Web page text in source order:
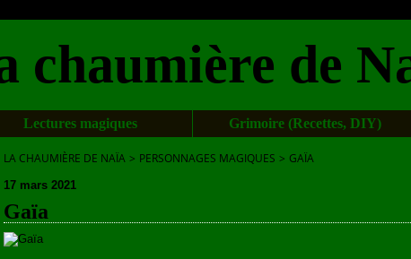
chaumière de
Lectures magiques Grimoire (Recettes, DIY)
LA CHAUMIÈRE DE NAÏA > PERSONNAGES MAGIQUES > GAÏA
17 mars 2021
Gaïa